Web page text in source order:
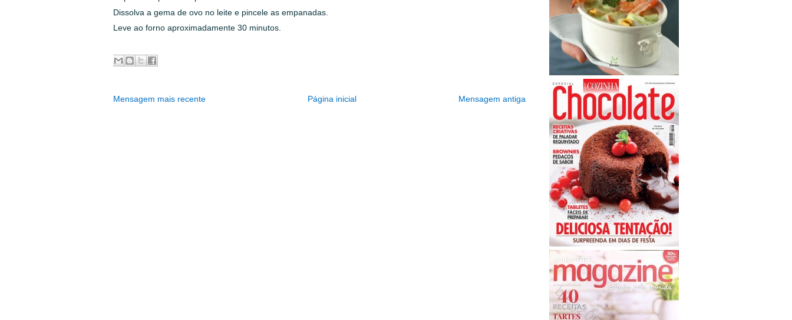
Dissolva a gema de ovo no leite e pincele as empanadas.
Leve ao forno aproximadamente 30 minutos.
Mensagem mais recente Mensagem antiga
Página inicial